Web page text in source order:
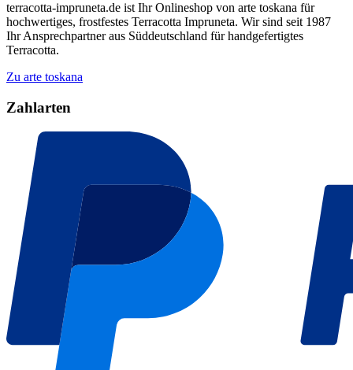
terracotta-impruneta.de ist Ihr Onlineshop von arte toskana für
hochwertiges, frostfestes Terracotta Impruneta. Wir sind seit 1987
Ihr Ansprechpartner aus Süddeutschland für handgefertigtes
Terracotta.
Zu arte toskana
Zahlarten